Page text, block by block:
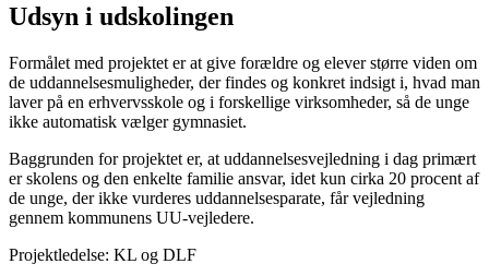
Udsyn i udskolingen
Formålet med projektet er at give forældre og elever større viden om
de uddannelsesmuligheder, der findes og konkret indsigt i, hvad man
laver på en erhvervsskole og i forskellige virksomheder, så de unge
ikke automatisk vælger gymnasiet.
Baggrunden for projektet er, at uddannelsesvejledning i dag primært
er skolens og den enkelte familie ansvar, idet kun cirka 20 procent af
de unge, der ikke vurderes uddannelsesparate, får vejledning
gennem kommunens UU-vejledere.
Projektledelse: KL og DLF